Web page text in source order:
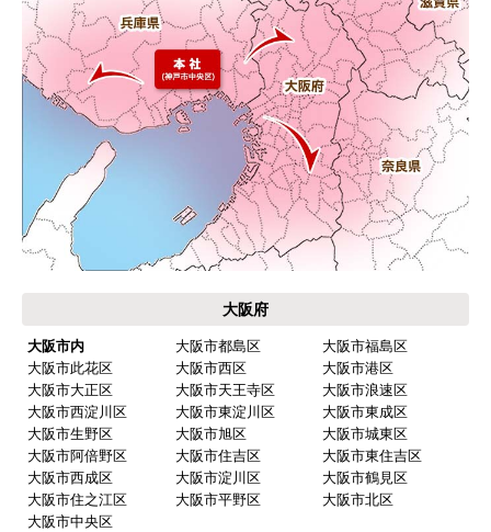
大阪府
大阪市内 大阪市都島区
大阪市福島区
大阪市此花区
大阪市西区
大阪市港区
大阪市大正区
大阪市天王寺区
大阪市浪速区
大阪市西淀川区
大阪市東淀川区
大阪市東成区
大阪市生野区
大阪市旭区
大阪市城東区
大阪市阿倍野区
大阪市住吉区
大阪市東住吉区
大阪市西成区
大阪市淀川区
大阪市鶴見区
大阪市住之江区
大阪市平野区
大阪市北区
大阪市中央区